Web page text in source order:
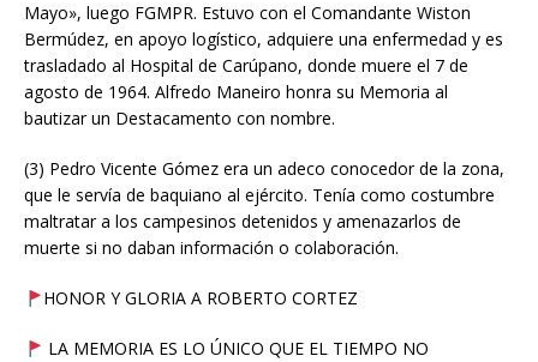
Mayo», luego FGMPR. Estuvo con el Comandante Wiston
Bermúdez, en apoyo logístico, adquiere una enfermedad y es
trasladado al Hospital de Carúpano, donde muere el 7 de
agosto de 1964. Alfredo Maneiro honra su Memoria al
bautizar un Destacamento con nombre.
(3) Pedro Vicente Gómez era un adeco conocedor de la zona,
que le servía de baquiano al ejército. Tenía como costumbre
maltratar a los campesinos detenidos y amenazarlos de
muerte si no daban información o colaboración.
HONOR Y GLORIA A ROBERTO CORTEZ
LA MEMORIA ES LO ÚNICO QUE EL TIEMPO NO